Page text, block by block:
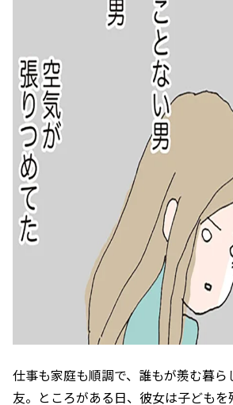
仕事も家庭も順調で、誰もが羨む暮ら
友。ところがある日、彼女は子ども